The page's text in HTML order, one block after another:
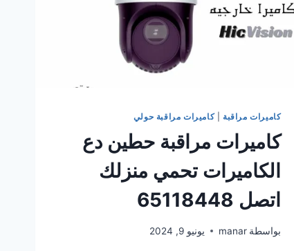
كاميرات مراقبة |كاميرات مراقبة حولي
كاميرات مراقبة حطين دع
الكاميرات تحمي منزلك
اتصل 65118448
بواسطة manar يونيو 9, 2024